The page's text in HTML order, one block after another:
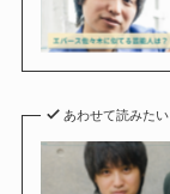
あわせて読みたい